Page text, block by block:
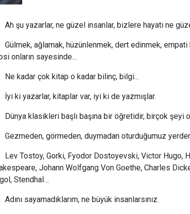
Ah şu yazarlar, ne güzel insanlar, bizlere hayatı ne
Gülmek, ağlamak, hüzünlenmek, dert edinmek, empati
onların sayesinde…
Ne kadar çok kitap o kadar bilinç, bilgi…
İyi ki yazarlar, kitaplar var, iyi ki de yazmışlar.
Dünya klasikleri başlı başına bir öğretidir, birçok şeyi
Gezmeden, görmeden, duymadan oturduğumuz
Lev Tostoy, Gorki, Fyodor Dostoyevski, Victor Hugo,
Johann Wolfgang Von Goethe, Charles
Stendhal…
Adını sayamadıklarım, ne büyük insanlarsınız.